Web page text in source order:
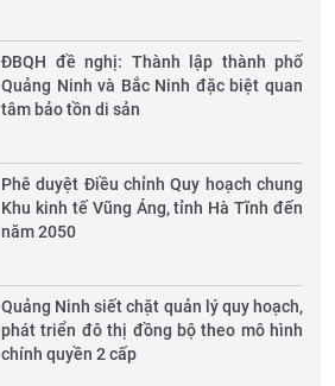
ĐBQH đề nghị: Thành lập thành phố
Quảng Ninh và Bắc Ninh đặc biệt quan
tâm bảo tồn di sản
Phê duyệt Điều chỉnh Quy hoạch chung
Khu kinh tế Vũng Áng, tỉnh Hà Tĩnh đến
năm 2050
Quảng Ninh siết chặt quản lý quy hoạch,
phát triển đô thị đồng bộ theo mô hình
chính quyền 2 cấp